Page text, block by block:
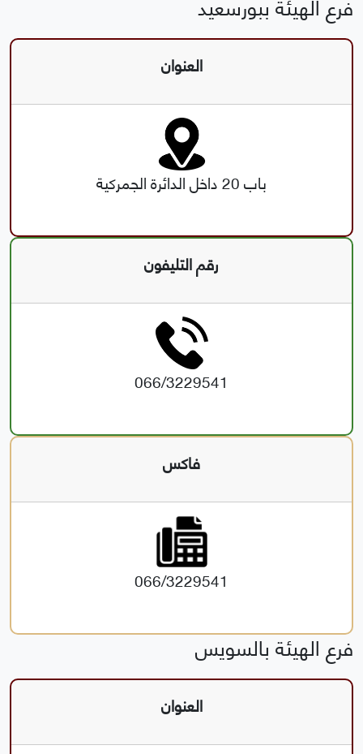
العنوان
باب 20 داخل الدائرة الجمركية
رقم التليفون
066/3229541
فاكس
066/3229541
فرع الهيئة بالسويس
العنوان